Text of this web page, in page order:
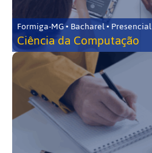
Formiga-MG • Bacharel • Presencial
Ciência da Computação